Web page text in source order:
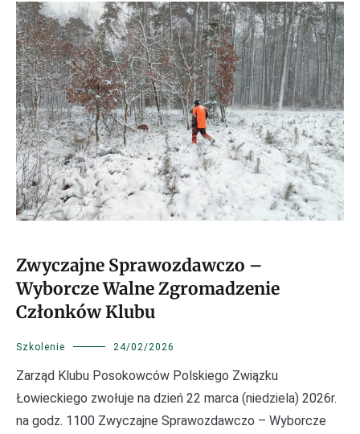
Zwyczajne Sprawozdawczo –
Wyborcze Walne Zgromadzenie
Członków Klubu
Szkolenie 24/02/2026
Zarząd Klubu Posokowców Polskiego Związku
Łowieckiego zwołuje na dzień 22 marca (niedziela) 2026r.
na godz. 1100 Zwyczajne Sprawozdawczo – Wyborcze